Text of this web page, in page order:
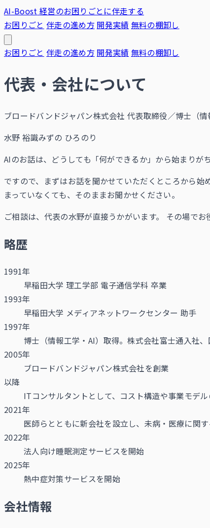
AI-Boost 経営のお困りごとに伴走する
お困りごと 伴走の進め方 開発実績 無料の棚卸し
お困りごと 伴走の進め方 開発実績 無料の棚卸し
代表・会社について
ブロードバンドジャパン株式会社 代表取締役／博士（情
水野 裕識みずの ひろのり
AIのお話は、どうしても「何ができるか」から始まりが
ですので、まずはお話を聞かせていただくところから始
まっていなくても、そのままお聞かせください。
ご相談は、代表の水野が直接うかがいます。 その場で
略歴
1991年
早稲田大学 理工学部 電子通信学科 卒業
1993年
早稲田大学 メディアネットワークセンター 助手
1997年
博士（情報工学・AI）取得。株式会社富士通入社
2005年
ブロードバンドジャパン株式会社を創業
以降
ITコンサルタントとして、コスト構造や事業モデ
2021年
医師らとともに新会社を設立し、未病・医療に関
2022年
法人向け睡眠測定サービスを開始
2025年
熱中症対策サービスを開始
会社情報